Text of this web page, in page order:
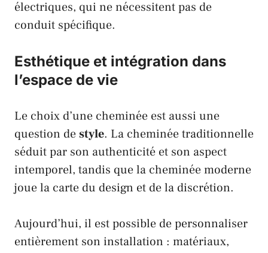
électriques, qui ne nécessitent pas de
conduit spécifique.
Esthétique et intégration dans
l’espace de vie
Le choix d’une cheminée est aussi une
question destyle. La cheminée traditionnelle
séduit par son authenticité et son aspect
intemporel, tandis que la cheminée moderne
joue la carte du design et de la discrétion.
Aujourd’hui, il est possible de personnaliser
entièrement son installation : matériaux,